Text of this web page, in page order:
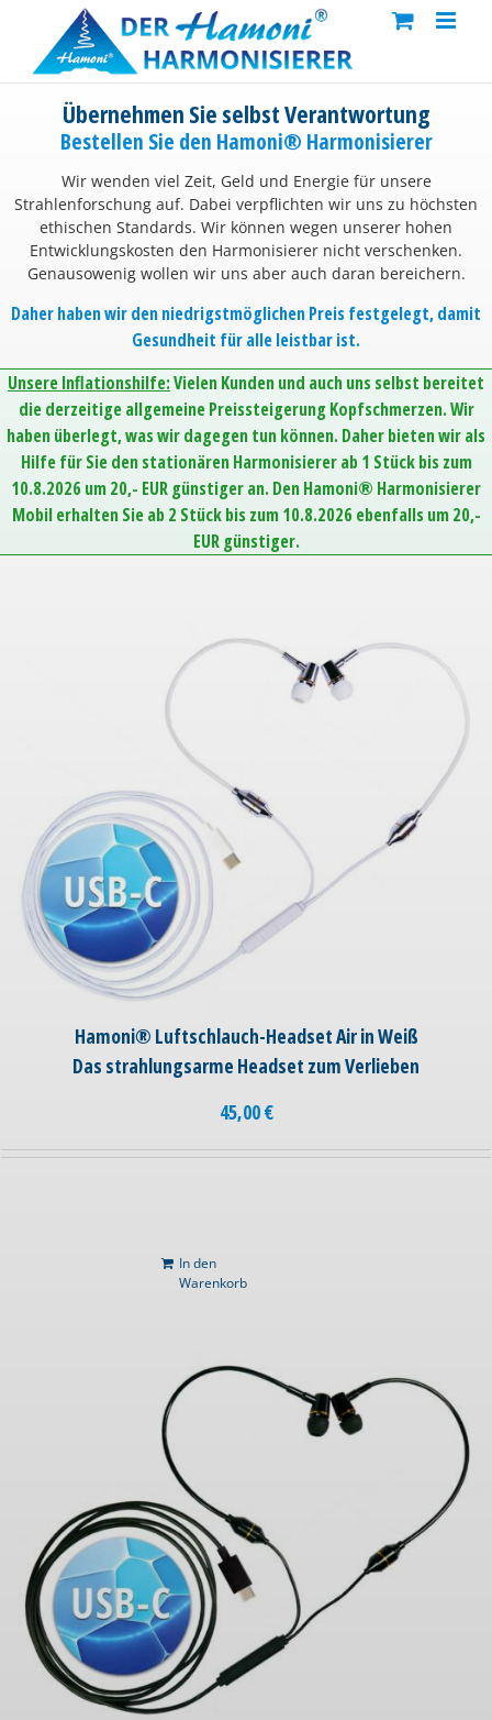
content
Übernehmen Sie selbst Verantwortung
Bestellen Sie den Hamoni® Harmonisierer
Wir wenden viel Zeit, Geld und Energie für unsere
Strahlenforschung auf. Dabei verpflichten wir uns zu höchsten
ethischen Standards. Wir können wegen unserer hohen
Entwicklungskosten den Harmonisierer nicht verschenken.
Genausowenig wollen wir uns aber auch daran bereichern.
Daher haben wir den niedrigstmöglichen Preis festgelegt, damit
Gesundheit für alle leistbar ist.
Unsere Inflationshilfe:Vielen Kunden und auch uns selbst bereitet
die derzeitige allgemeine Preissteigerung Kopfschmerzen. Wir
haben überlegt, was wir dagegen tun können. Daher bieten wir als
Hilfe für Sie den stationären Harmonisierer ab 1 Stück bis zum
10.8.2026 um 20,- EUR günstiger an. Den Hamoni® Harmonisierer
Mobil erhalten Sie ab 2 Stück bis zum 10.8.2026 ebenfalls um 20,-
EUR günstiger.
Hamoni® Luftschlauch-Headset Air in Weiß
Das strahlungsarme Headset zum Verlieben
45,00€
In den
Warenkorb